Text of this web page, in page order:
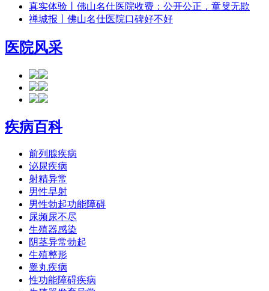
真实体验丨佛山名仕医院收费：公开公正，童叟无欺
禅城报丨佛山名仕医院口碑好不好
医院风采
疾病百科
前列腺疾病
泌尿疾病
射精异常
男性早射
男性勃起功能障碍
尿频尿不尽
生殖器感染
阴茎异常勃起
生殖整形
睾丸疾病
性功能障碍疾病